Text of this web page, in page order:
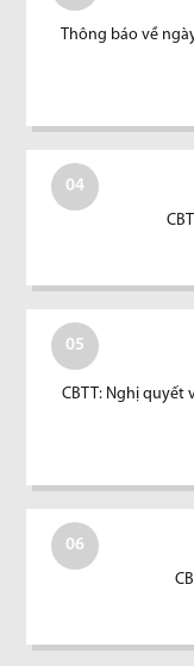
Thông báo về
04
05
CBTT: Nghị quyết
06